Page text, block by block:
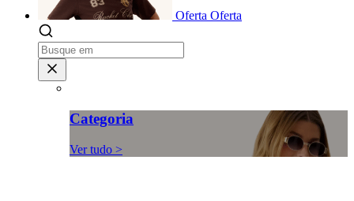
Oferta Oferta
Categoria
Ver tudo >